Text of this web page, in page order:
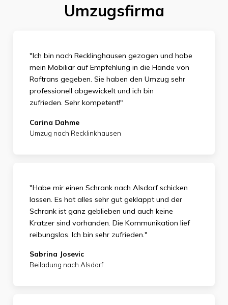
Umzugsfirma
"Ich bin nach Recklinghausen gezogen und habe
mein Mobiliar auf Empfehlung in die Hände von
Raftrans gegeben. Sie haben den Umzug sehr
professionell abgewickelt und ich bin
zufrieden. Sehr kompetent!"
Carina Dahme
Umzug nach Recklinkhausen
"Habe mir einen Schrank nach Alsdorf schicken
lassen. Es hat alles sehr gut geklappt und der
Schrank ist ganz geblieben und auch keine
Kratzer sind vorhanden. Die Kommunikation lief
reibungslos. Ich bin sehr zufrieden."
Sabrina Josevic
Beiladung nach Alsdorf